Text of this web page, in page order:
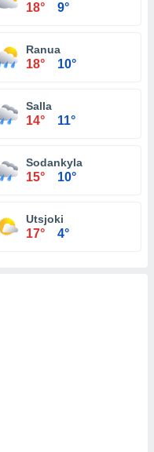
18° 9°
Ranua
18° 10°
Salla
14° 11°
Sodankyla
15° 10°
Utsjoki
17° 4°